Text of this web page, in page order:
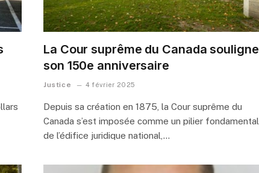
La Cour suprême du Canada souligne
son 150e anniversaire
Justice 4 février 2025
Depuis sa création en 1875, la Cour suprême du
Canada s’est imposée comme un pilier fondamental
de l’édifice juridique national,…